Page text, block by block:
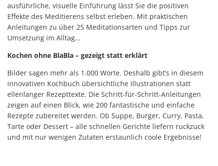
ausführliche, visuelle Einführung lässt Sie die positiven
Effekte des Meditierens selbst erleben. Mit praktischen
Anleitungen zu über 25 Meditationsarten und Tipps zur
Umsetzung im Alltag…
Kochen ohne BlaBla – gezeigt statt erklärt
Bilder sagen mehr als 1.000 Worte. Deshalb gibt’s in diesem
innovativen Kochbuch übersichtliche Illustrationen statt
ellenlanger Rezepttexte. Die Schritt-für-Schritt-Anleitungen
zeigen auf einen Blick, wie 200 fantastische und einfache
Rezepte zubereitet werden. Ob Suppe, Burger, Curry, Pasta,
Tarte oder Dessert – alle schnellen Gerichte liefern ruckzuck
und mit nur wenigen Zutaten erstaunlich coole Ergebnisse!